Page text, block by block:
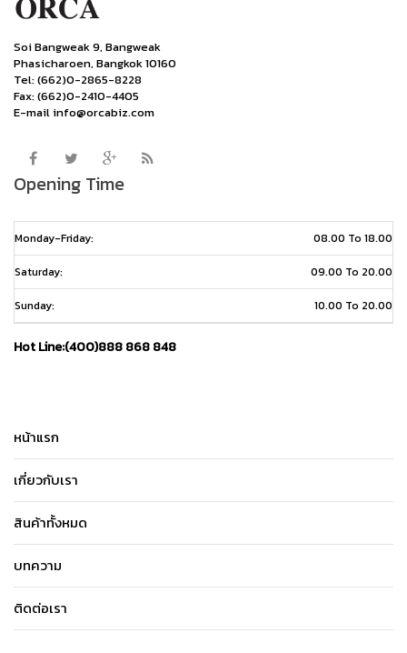
Soi Bangweak 9, Bangweak
Phasicharoen, Bangkok 10160
Tel: (662)0-2865-8228
Fax: (662)0-2410-4405
E-mail info@orcabiz.com
Opening Time
Monday-Friday: 08.00 To 18.00
Saturday: 09.00 To 20.00
Sunday: 10.00 To 20.00
Hot Line:(400)888 868 848
หน้าแรก
เกี่ยวกับเรา
สินค้าทั้งหมด
บทความ
ติดต่อเรา